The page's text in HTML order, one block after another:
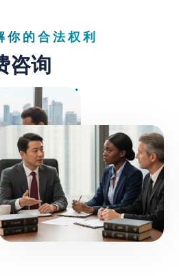
的合法权利
咨询